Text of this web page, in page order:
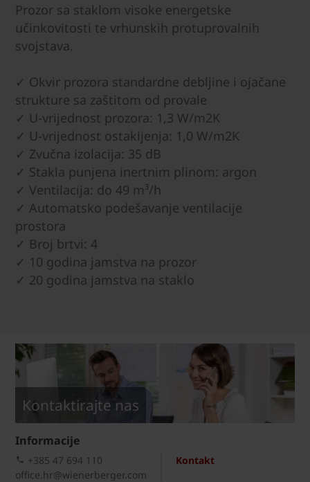
Prozor sa staklom visoke energetske
učinkovitosti te vrhunskih protuprovalnih
svojstava.
✓ Okvir prozora standardne debljine i ojačane
strukture sa zaštitom od provale
✓ U-vrijednost prozora: 1,3 W/m2K
✓ U-vrijednost ostakljenja: 1,0 W/m2K
✓ Zvučna izolacija: 35 dB
✓ Stakla punjena inertnim plinom: argon
✓ Ventilacija: do 49 m³/h
✓ Automatsko podešavanje ventilacije
prostora
✓ Broj brtvi: 4
✓ 10 godina jamstva na prozor
✓ 20 godina jamstva na staklo
Kontaktirajte nas
Informacije
Kontakt
+385 47 694 110
office.hr@wienerberger.com